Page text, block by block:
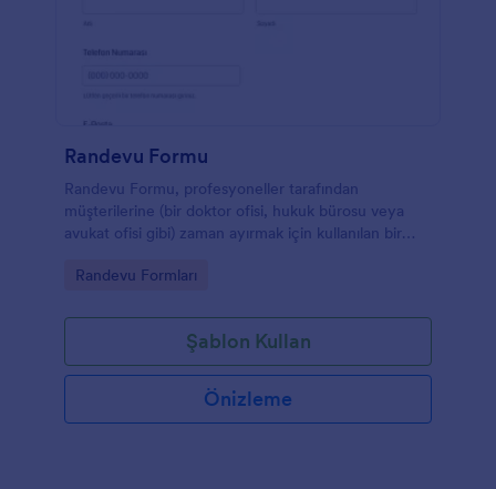
Randevu Formu
Randevu Formu, profesyoneller tarafından
müşterilerine (bir doktor ofisi, hukuk bürosu veya
avukat ofisi gibi) zaman ayırmak için kullanılan bir
belirlemek, müşterinin kendisine uygun bir zaman
önemlidir. Bu ücretsiz Randevu Formu şablonuyla
tıbbi muayenehaneniz için temiz, profesyonel bir
görünüm elde edebilirsiniz. Formu web siteniz, e-
posta bülteniniz ve sosyal medya profilleriniz dahil
olmak üzere diğer hesaplarınızın markasına uyacak
Go to Category:
Randevu Formları
Şablon Kullan
Önizleme